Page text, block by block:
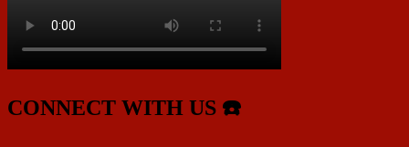
CONNECT WITH US ☎️